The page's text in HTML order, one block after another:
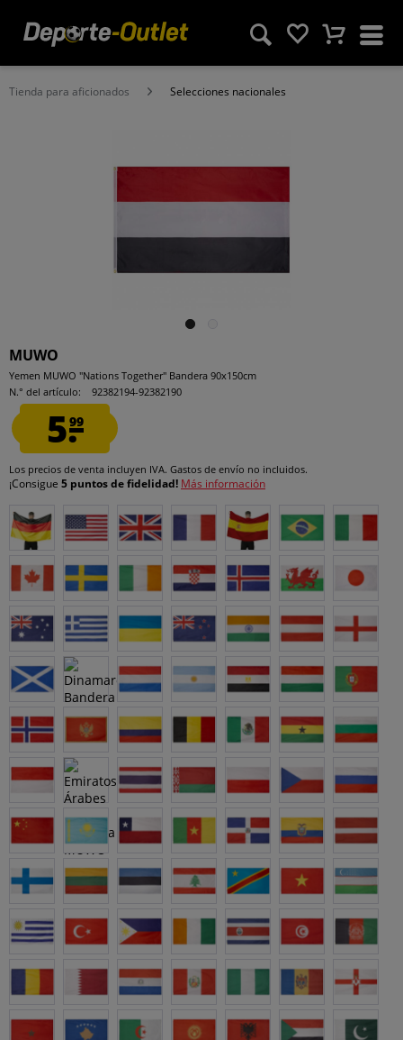
Tienda para aficionados Selecciones nacionales
MUWO
Yemen MUWO "Nations Together" Bandera 90x150cm
N.° del artículo:
92382194-92382190
5.99
Los precios de venta incluyen IVA. Gastos de envío no incluidos.
¡Consigue 5 puntos de fidelidad! Más información